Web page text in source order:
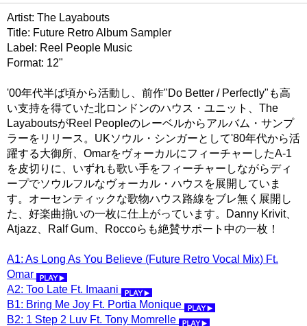
Artist: The Layabouts
Title: Future Retro Album Sampler
Label: Reel People Music
Format: 12"
'00年代半ば頃から活動し、前作"Do Better / Perfectly"も高
い支持を得ていた北ロンドンのハウス・ユニット、The
LayaboutsがReel Peopleのレーベルからアルバム・サンプ
ラーをリリース。UKソウル・シンガーとして'80年代から活
躍する大御所、OmarをヴォーカルにフィーチャーしたA-1
を皮切りに、いずれも歌い手をフィーチャーしながらディ
ープでソウルフルなヴォーカル・ハウスを展開していま
す。オーセンティックな歌物ハウス路線をブレ無く展開し
た、好楽曲揃いの一枚に仕上がっています。Danny Krivit、
Atjazz、Ralf Gum、Roccoらも絶賛サポート中の一枚！
A1: As Long As You Believe (Future Retro Vocal Mix) Ft.
Omar
A2: Too Late Ft. Imaani
B1: Bring Me Joy Ft. Portia Monique
B2: 1 Step 2 Luv Ft. Tony Momrelle